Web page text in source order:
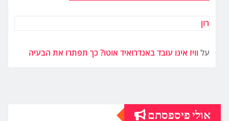
רון
עלוויז אינו עובד באנדרואיד אוטו? כך תפתרו את הבעיה
אולי פיספסתם